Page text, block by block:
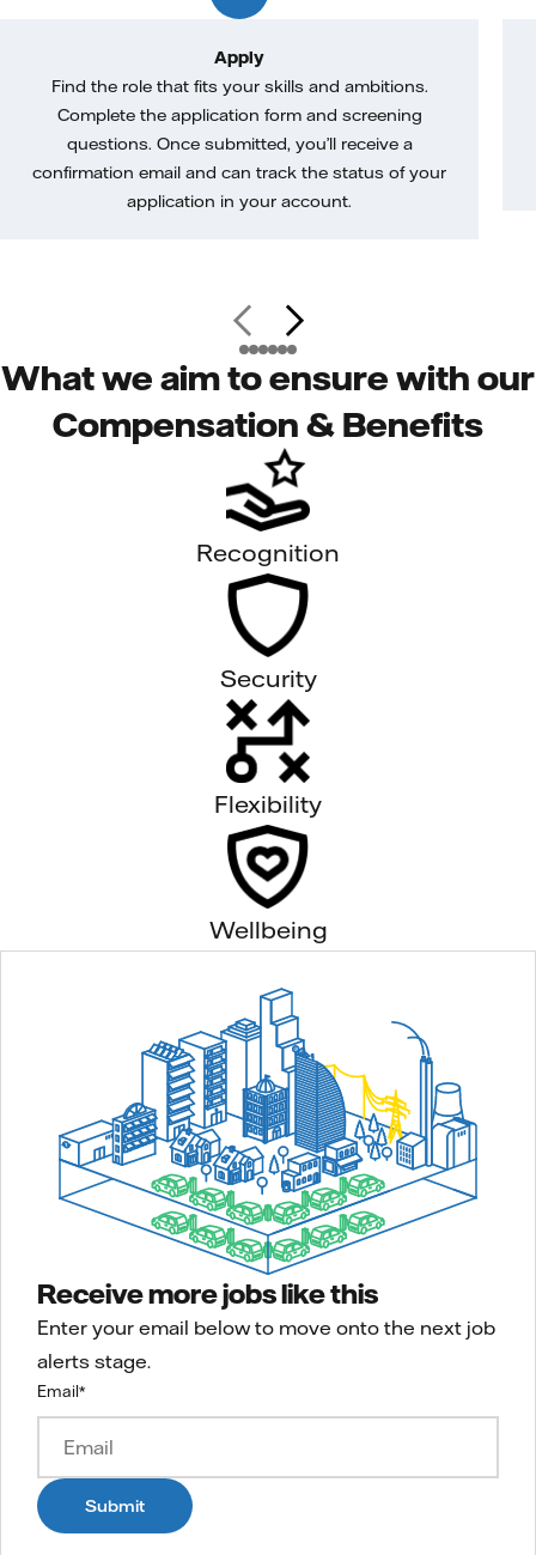
Apply
Find the role that fits your skills and ambitions.
Complete the application form and screening
questions. Once submitted, you’ll receive a
confirmation email and can track the status of your
application in your account.
What we aim to ensure with our
Compensation & Benefits
Recognition
Security
Flexibility
Wellbeing
Receive more jobs like this
Enter your email below to move onto the next job
alerts stage.
Email*
Submit